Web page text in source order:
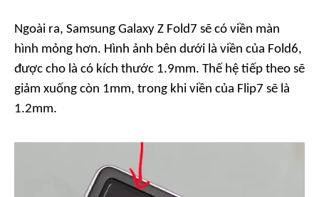
Ngoài ra, Samsung Galaxy Z Fold7 sẽ có viền màn
hình mỏng hơn. Hình ảnh bên dưới là viền của Fold6,
được cho là có kích thước 1.9mm. Thế hệ tiếp theo sẽ
giảm xuống còn 1mm, trong khi viền của Flip7 sẽ là
1.2mm.